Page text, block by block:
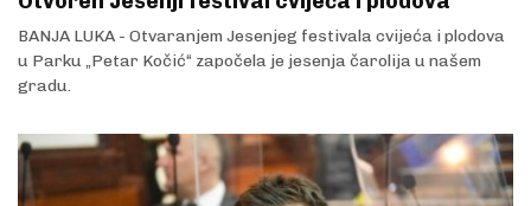
BANJA LUKA - Otvaranjem Jesenjeg festivala cvijeća i plodova
u Parku „Petar Kočić“ započela je jesenja čarolija u našem
gradu.